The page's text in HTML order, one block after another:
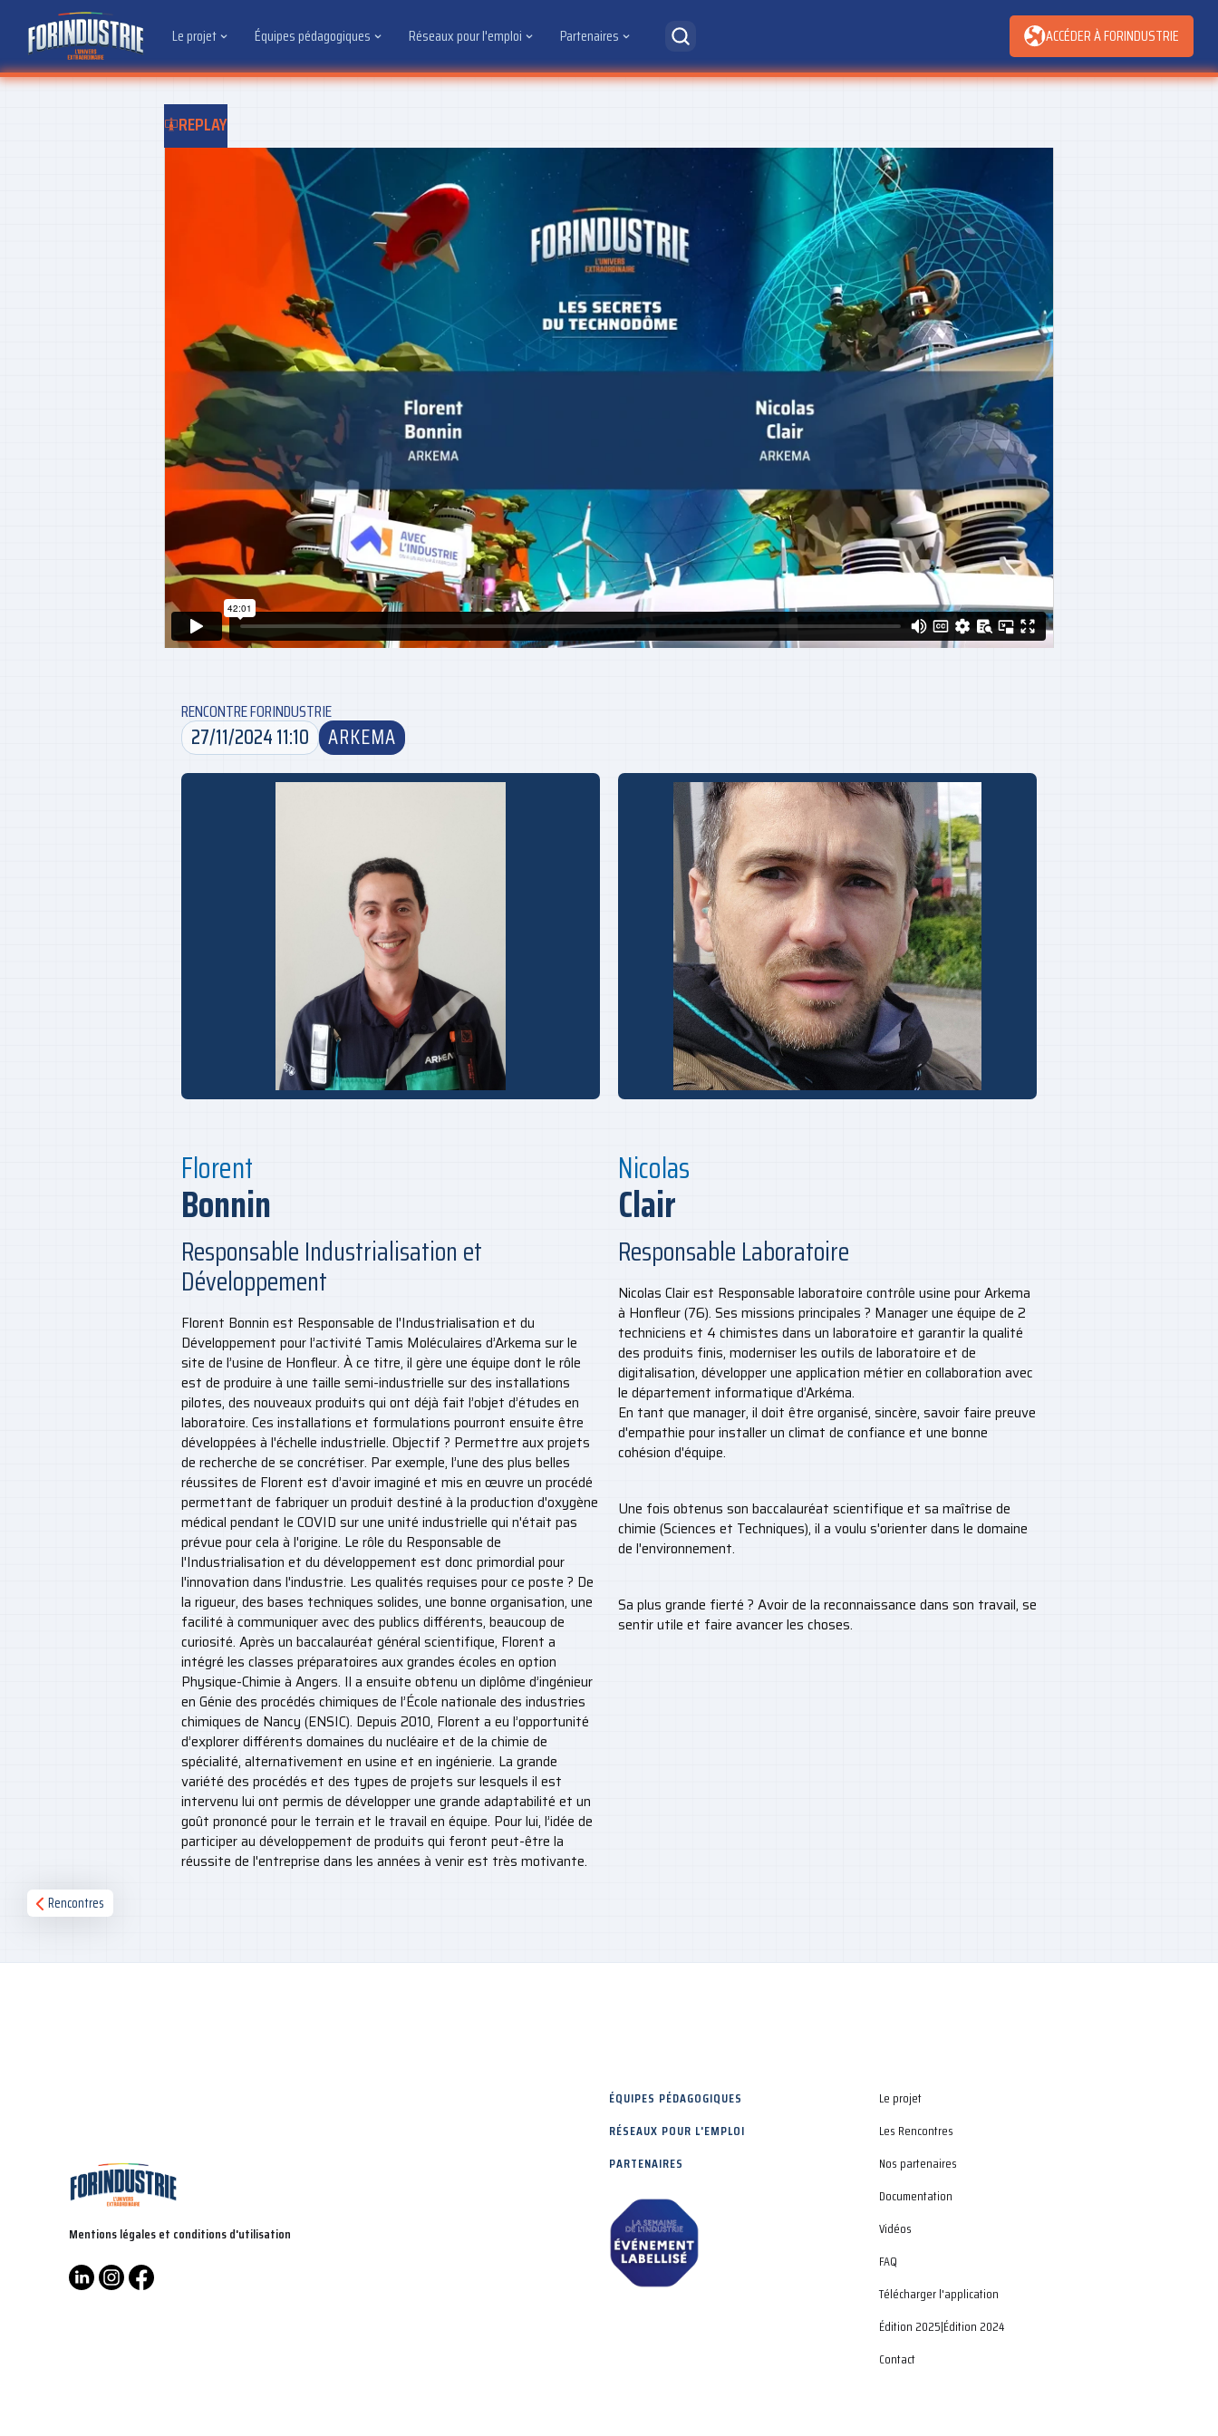
Le projet Équipes pédagogiques Réseaux pour l'emploi Partenaires ACCÉDER À FORINDUSTRIE
REPLAY
RENCONTRE FORINDUSTRIE
27/11/2024 11:10 ARKEMA
Florent
Bonnin
Responsable Industrialisation et
Développement
Florent Bonnin est Responsable de l'Industrialisation et du
Développement pour l’activité Tamis Moléculaires d’Arkema sur le
site de l’usine de Honfleur. À ce titre, il gère une équipe dont le rôle
est de produire à une taille semi-industrielle sur des installations
pilotes, des nouveaux produits qui ont déjà fait l’objet d’études en
laboratoire. Ces installations et formulations pourront ensuite être
développées à l'échelle industrielle. Objectif ? Permettre aux projets
de recherche de se concrétiser. Par exemple, l’une des plus belles
réussites de Florent est d’avoir imaginé et mis en œuvre un procédé
permettant de fabriquer un produit destiné à la production d'oxygène
médical pendant le COVID sur une unité industrielle qui n'était pas
prévue pour cela à l'origine. Le rôle du Responsable de
l'Industrialisation et du développement est donc primordial pour
l'innovation dans l'industrie. Les qualités requises pour ce poste ? De
la rigueur, des bases techniques solides, une bonne organisation, une
facilité à communiquer avec des publics différents, beaucoup de
curiosité. Après un baccalauréat général scientifique, Florent a
intégré les classes préparatoires aux grandes écoles en option
Physique-Chimie à Angers. Il a ensuite obtenu un diplôme d’ingénieur
en Génie des procédés chimiques de l’École nationale des industries
chimiques de Nancy (ENSIC). Depuis 2010, Florent a eu l’opportunité
d’explorer différents domaines du nucléaire et de la chimie de
spécialité, alternativement en usine et en ingénierie. La grande
variété des procédés et des types de projets sur lesquels il est
intervenu lui ont permis de développer une grande adaptabilité et un
goût prononcé pour le terrain et le travail en équipe. Pour lui, l’idée de
participer au développement de produits qui feront peut-être la
réussite de l'entreprise dans les années à venir est très motivante.
Nicolas
Clair
Responsable Laboratoire
Nicolas Clair est Responsable laboratoire contrôle usine pour Arkema
à Honfleur (76). Ses missions principales ? Manager une équipe de 2
techniciens et 4 chimistes dans un laboratoire et garantir la qualité
des produits finis, moderniser les outils de laboratoire et de
digitalisation, développer une application métier en collaboration avec
le département informatique d’Arkéma.
En tant que manager, il doit être organisé, sincère, savoir faire preuve
d'empathie pour installer un climat de confiance et une bonne
cohésion d'équipe.
Une fois obtenus son baccalauréat scientifique et sa maîtrise de
chimie (Sciences et Techniques), il a voulu s'orienter dans le domaine
de l'environnement.
Sa plus grande fierté ? Avoir de la reconnaissance dans son travail, se
sentir utile et faire avancer les choses.
Rencontres
Mentions légales et conditions d'utilisation
ÉQUIPES PÉDAGOGIQUES
RÉSEAUX POUR L'EMPLOI
PARTENAIRES
Le projet
Les Rencontres
Nos partenaires
Documentation
Vidéos
FAQ
Télécharger l'application
Édition 2025|Édition 2024
Contact